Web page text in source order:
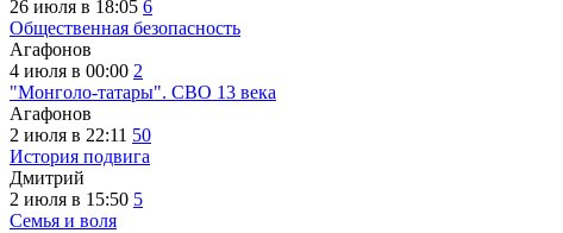
26 июля в 18:05 6
Общественная безопасность
Агафонов
4 июля в 00:00 2
"Монголо-татары". СВО 13 века
Агафонов
2 июля в 22:11 50
История подвига
Дмитрий
2 июля в 15:50 5
Семья и воля